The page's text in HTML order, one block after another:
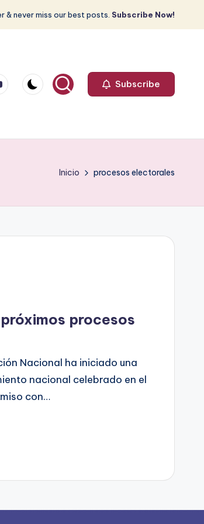
& never miss our best posts. Subscribe Now!
Subscribe
Inicio procesos electorales
procesos
Nacional ha iniciado una
nacional celebrado en el
con…